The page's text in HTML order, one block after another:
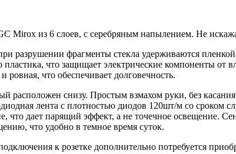
холодной
6000
К
рисунок
см
Mirox из 6 слоев, с серебряным напылением. Не
разрушении фрагменты стекла удерживаются
что защищает электрические компоненты от
ровная, что обеспечивает долговечность.
расположен снизу. Простым взмахом руки, без
лента с плотностью диодов 120шт/м со
что дает парящий эффект, а не точечное освещение.
что удобно в темное время суток.
к розетке дополнительно потребуется